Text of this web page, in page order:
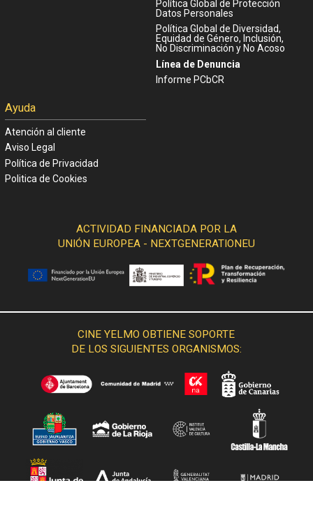
Política Global de Protección
Datos Personales
Política Global de Diversidad,
Equidad de Género, Inclusión,
No Discriminación y No Acoso
Línea de Denuncia
Informe PCbCR
Ayuda
Atención al cliente
Aviso Legal
Política de Privacidad
Politica de Cookies
ACTIVIDAD FINANCIADA POR LA
UNIÓN EUROPEA - NEXTGENERATIONEU
CINE YELMO OBTIENE SOPORTE
DE LOS SIGUIENTES ORGANISMOS: